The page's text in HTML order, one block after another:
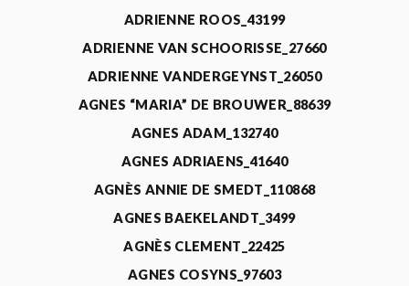
ADRIENNE ROOS_43199
ADRIENNE VAN SCHOORISSE_27660
ADRIENNE VANDERGEYNST_26050
AGNES “MARIA” DE BROUWER_88639
AGNES ADAM_132740
AGNES ADRIAENS_41640
AGNÈS ANNIE DE SMEDT_110868
AGNES BAEKELANDT_3499
AGNÈS CLEMENT_22425
AGNES COSYNS_97603